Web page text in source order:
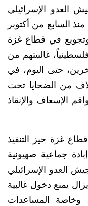
العدو الإسرائيلي
السابع من أكتوبر
وتجويع في قطاع غزة
70,945 مدنياً فلسطينياً، غالبيتهم من
والنساء، وإصابة 171,211 آخرين، حتى اليوم، في
من الضحايا تحت
الإسعاف والإنقاذ
غزة حيز التنفيذ
إبادة جماعية صهيونية
العدو الإسرائيلي
يمنع دخول غالبية
وخاصة المساعدات